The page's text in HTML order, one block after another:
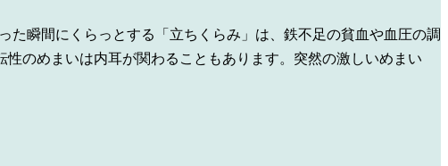
瞬間にくらっとする「立ちくらみ」は、鉄不足の貧血や血圧の調
のめまいは内耳が関わることもあります。突然の激しいめまい